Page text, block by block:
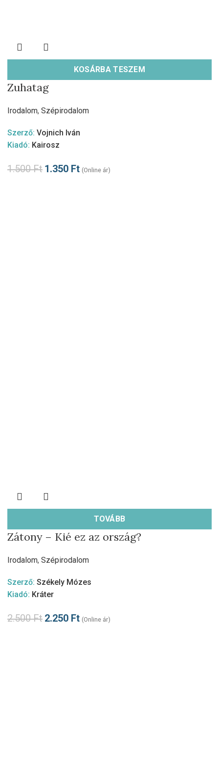
KOSÁRBA TESZEM
Zuhatag
Irodalom, Szépirodalom
Szerző: Vojnich Iván
Kiadó: Kairosz
1.500Ft 1.350 Ft (Online ár)
TOVÁBB
Zátony – Kié ez az ország?
Irodalom, Szépirodalom
Szerző: Székely Mózes
Kiadó: Kráter
2.500Ft 2.250 Ft (Online ár)